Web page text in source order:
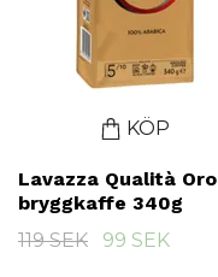
KÖP
Lavazza Qualità Oro
bryggkaffe 340g
119 SEK
99 SEK